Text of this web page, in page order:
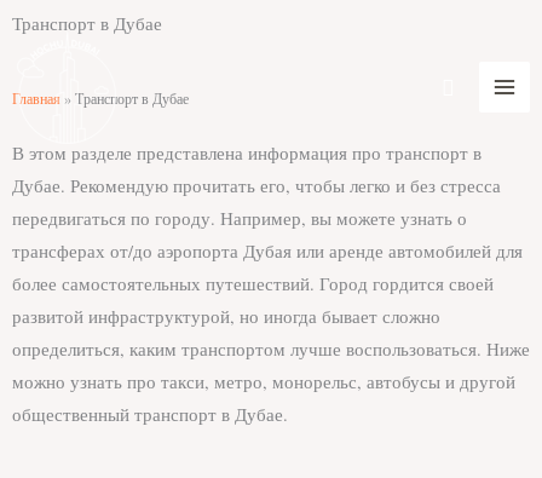
Skip
Search
Транспорт в Дубае
Главная » Транспорт в Дубае
В этом разделе представлена информация про транспорт в
Дубае. Рекомендую прочитать его, чтобы легко и без стресса
передвигаться по городу. Например, вы можете узнать о
трансферах от/до аэропорта Дубая или аренде автомобилей для
более самостоятельных путешествий. Город гордится своей
развитой инфраструктурой, но иногда бывает сложно
определиться, каким транспортом лучше воспользоваться. Ниже
можно узнать про такси, метро, монорельс, автобусы и другой
общественный транспорт в Дубае.